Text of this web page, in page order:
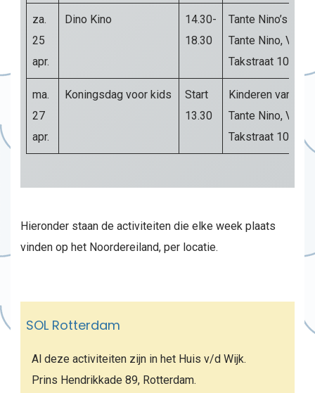
za.
25
apr.
Dino Kino
14.30-
18.30
Tante Nino’s
Tante Nino, Van
Takstraat 102b
ma.
27
apr.
Koningsdag voor kids
Start
13.30
Kinderen van de
Tante Nino, Van
Takstraat 102b
Hieronder staan de activiteiten die elke week plaats
vinden op het Noordereiland, per locatie.
SOL Rotterdam
Al deze activiteiten zijn in het Huis v/d Wijk.
Prins Hendrikkade 89, Rotterdam.